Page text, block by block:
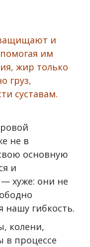
и
им
жир только
груз,
суставам.
не в
основную
и
— хуже: они не
нашу гибкость.
колени,
в процессе